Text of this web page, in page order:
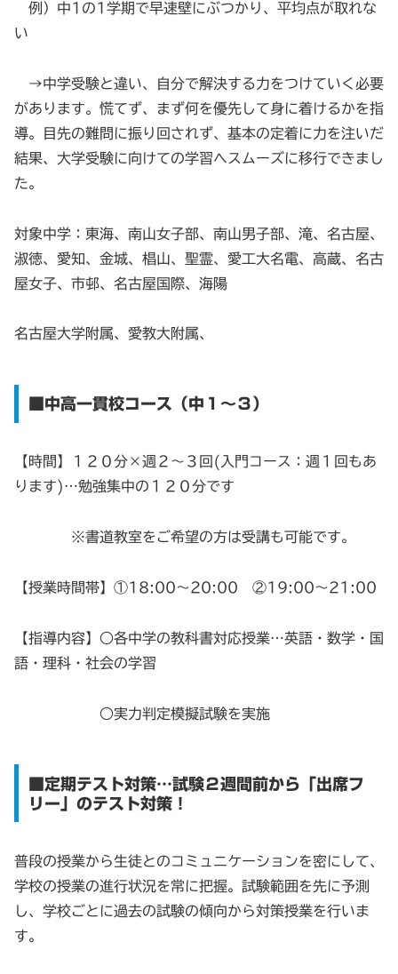
例）中1の1学期で早速壁にぶつかり、平均点が取れな
い
→中学受験と違い、自分で解決する力をつけていく必要
があります。慌てず、まず何を優先して身に着けるかを指
導。目先の難問に振り回されず、基本の定着に力を注いだ
結果、大学受験に向けての学習へスムーズに移行できまし
た。
対象中学：東海、南山女子部、南山男子部、滝、名古屋、
淑徳、愛知、金城、椙山、聖霊、愛工大名電、高蔵、名古
屋女子、市邨、名古屋国際、海陽
名古屋大学附属、愛教大附属、
■中高一貫校コース（中１～３）
【時間】１２０分×週２～３回(入門コース：週１回もあ
ります)…勉強集中の１２０分です
※書道教室をご希望の方は受講も可能です。
【授業時間帯】①18:00～20:00 ②19:00～21:00
【指導内容】○各中学の教科書対応授業…英語・数学・国
語・理科・社会の学習
○実力判定模擬試験を実施
■定期テスト対策…試験２週間前から「出席フ
リー」のテスト対策！
普段の授業から生徒とのコミュニケーションを密にして、
学校の授業の進行状況を常に把握。試験範囲を先に予測
し、学校ごとに過去の試験の傾向から対策授業を行いま
す。